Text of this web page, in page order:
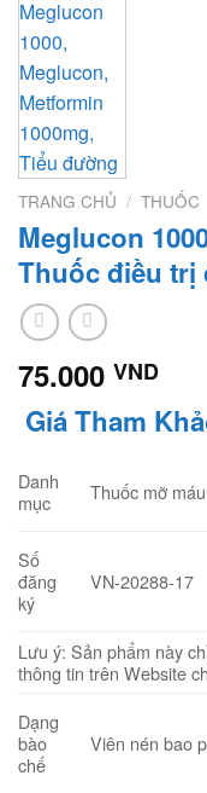
TRANG CHỦ / THUỐC
Meglucon
Thuốc điều
75.000 VND
Giá Tham
Danh
mục
Thuốc mỡ
Số
đăng
ký
VN-20288-17
Lưu ý: Sản phẩm này
thông tin trên Website
Dạng
bào
chế
Viên nén bao